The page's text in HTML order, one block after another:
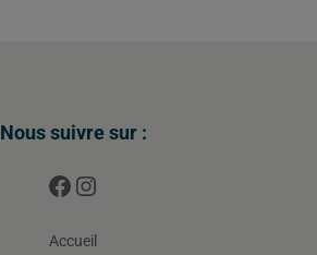
Nous suivre sur :
Accueil